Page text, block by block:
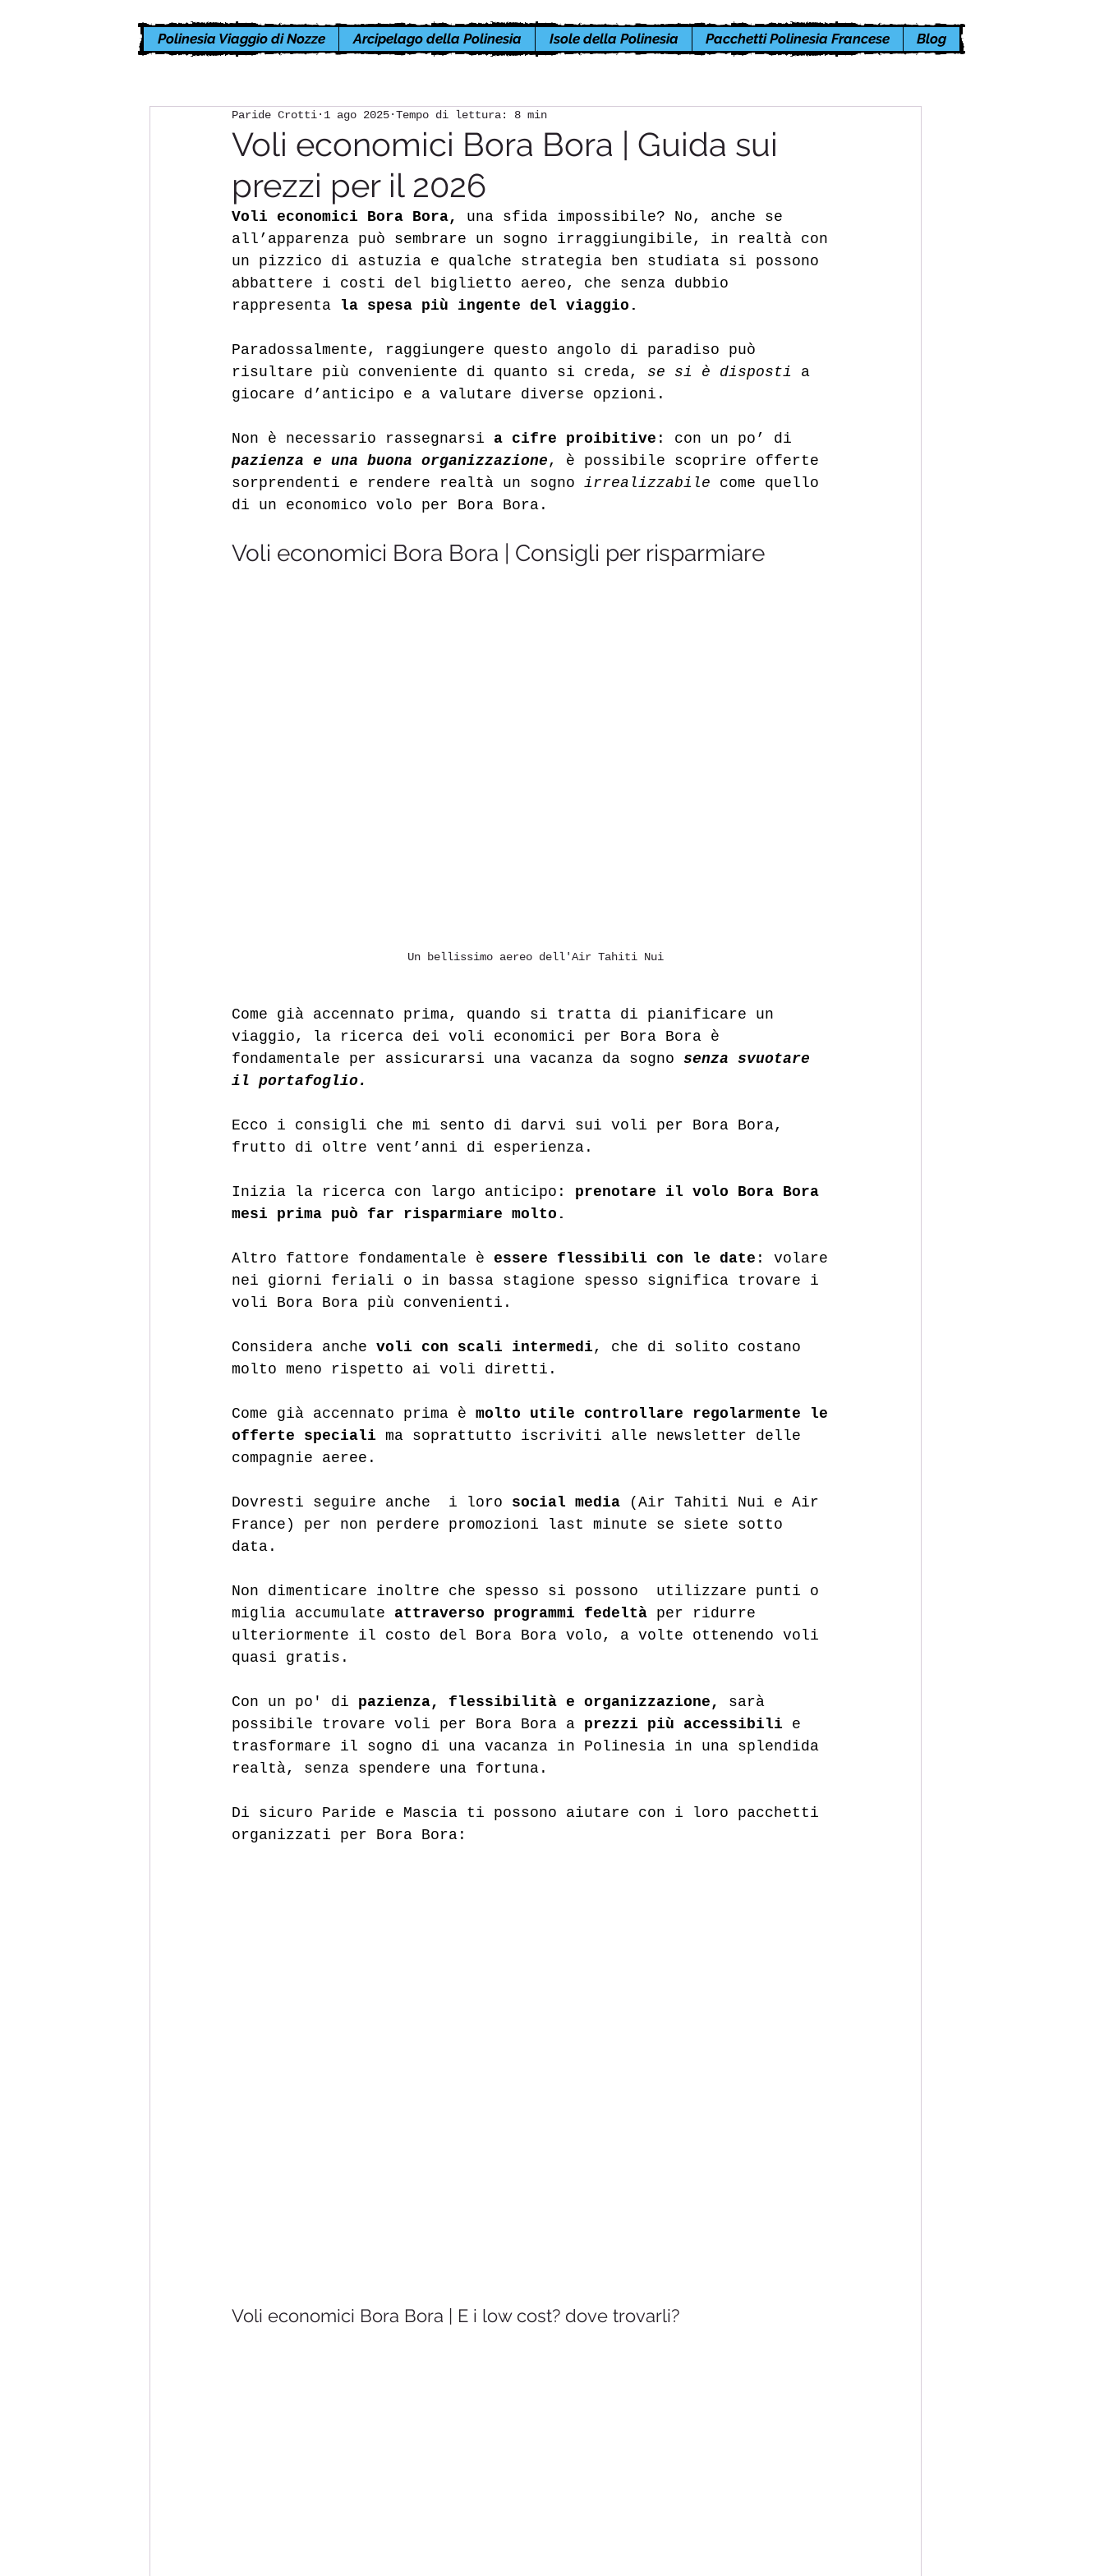
Polinesia Viaggio di Nozze Arcipelago della Polinesia Isole della Polinesia Pacchetti Polinesia Francese Blog
Voli economici Bora Bora | Guida sui
prezzi per il 2026
Paride Crotti 1 ago 2025 Tempo di lettura: 8 min
Voli economici Bora Bora,
una sfida impossibile? No, anche se
all’apparenza può sembrare un sogno irraggiungibile, in realtà con
un pizzico di astuzia e qualche strategia ben studiata si possono
abbattere i costi del biglietto aereo, che senza dubbio
rappresenta la spesa più ingente del viaggio.
Paradossalmente, raggiungere questo angolo di paradiso può
risultare più conveniente di quanto si creda,
se si è disposti a
giocare d’anticipo e a valutare diverse opzioni.
Non è necessario rassegnarsi a cifre proibitive : con un po’ di
pazienza e una buona organizzazione, è possibile scoprire offerte
sorprendenti e rendere realtà un sogno irrealizzabile come quello
di un economico volo per Bora Bora.
Voli economici Bora Bora | Consigli per risparmiare
Un bellissimo aereo dell'Air Tahiti Nui
Come già accennato prima, quando si tratta di pianificare un
viaggio, la ricerca dei voli economici per Bora Bora è
fondamentale per assicurarsi una vacanza da sogno senza svuotare
il portafoglio.
Ecco i consigli che mi sento di darvi sui voli per Bora Bora,
frutto di oltre vent’anni di esperienza.
Inizia la ricerca con largo anticipo: prenotare il volo Bora Bora
mesi prima può far risparmiare molto.
Altro fattore fondamentale è essere flessibili con le date : volare
nei giorni feriali o in bassa stagione spesso significa trovare i
voli Bora Bora più convenienti.
Considera anche voli con scali intermedi , che di solito costano
molto meno rispetto ai voli diretti.
Come già accennato prima è molto utile controllare regolarmente le
offerte speciali ma soprattutto iscriviti alle newsletter delle
compagnie aeree.
Dovresti seguire anche  i loro social media (Air Tahiti Nui e Air
France) per non perdere promozioni last minute se siete sotto
data.
Non dimenticare inoltre che spesso si possono  utilizzare punti o
miglia accumulate attraverso programmi fedeltà per ridurre
ulteriormente il costo del Bora Bora volo, a volte ottenendo voli
quasi gratis.
Con un po' di pazienza, flessibilità e organizzazione,
sarà
possibile trovare voli per Bora Bora a prezzi più accessibili e
trasformare il sogno di una vacanza in Polinesia in una splendida
realtà, senza spendere una fortuna.
Di sicuro Paride e Mascia ti possono aiutare con i loro pacchetti
organizzati per Bora Bora:
Voli economici Bora Bora | E i low cost? dove trovarli?